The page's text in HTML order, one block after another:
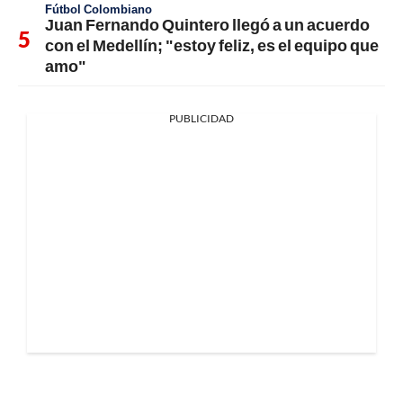
Fútbol Colombiano
Juan Fernando Quintero llegó a un acuerdo
con el Medellín; "estoy feliz, es el equipo que
amo"
PUBLICIDAD